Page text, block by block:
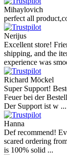
Mihaylovich
perfect all
Nerijus
Excellent store!
shipping, and the
experience was
Richard Möckel
Super Support!
Feuer bei der
Der Support ist w ...
Hanna
Def recommend!
scared ordering
is 100% solid ...